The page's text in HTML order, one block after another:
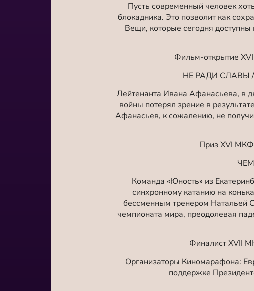
Пусть современный человек
блокадника. Это позволит как
Вещи, которые сегодня
Фильм-открытие
НЕ РАДИ СЛАВЫ /
Лейтенанта Ивана Афанасьева, в
войны потерял зрение в
Афанасьев, к сожалению, не
Приз XVI МКФ
Команда «Юность» из
синхронному катанию на
бессменным тренером Натальей
чемпионата мира, преодолевая
Финалист XVII
Организаторы Киномарафона:
поддержке